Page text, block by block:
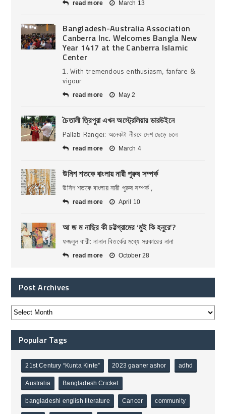
read more March 13
Bangladesh-Australia Association
Canberra Inc. Welcomes Bangla New
Year 1417 at the Canberra Islamic
Center
1. With tremendous enthusiasm, fanfare &
vigour
read more May 2
চৈতালী ত্রিপুরা এখন অস্ট্রেলিয়ার ডারউইনে
Pallab Rangei: অনেকটা নীরবে দেশ ছেড়ে চলে
read more March 4
উনিশ শতকে বাংলায় নারী পুরুষ সম্পর্ক
উনিশ শতকে বাংলায় নারী পুরুষ সম্পর্ক ,
read more April 10
আ জ ম নাছির কী চট্টগ্রামের ‘মুই কি হনুরে’?
ফজলুল বারী: নানান বিতর্কের মধ্যে সরকারের নানা
read more October 28
Post Archives
Popular Tags
21st Century “Kunta Kinte” 2023 gaaner ashor adhd
Australia Bangladesh Cricket
bangladeshi english literature Cancer community